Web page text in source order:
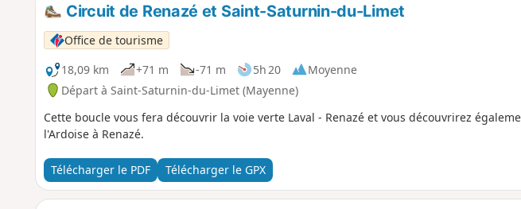
Circuit de Renazé et Saint-Saturnin-du-Limet
Office de tourisme
18,09 km
+71 m -71 m 5h 20
Moyenne
Départ à Saint-Saturnin-du-Limet (Mayenne)
Cette boucle vous fera découvrir la voie verte Laval - Renazé et vous découvrirez
l'Ardoise à Renazé.
Télécharger le PDF Télécharger le GPX